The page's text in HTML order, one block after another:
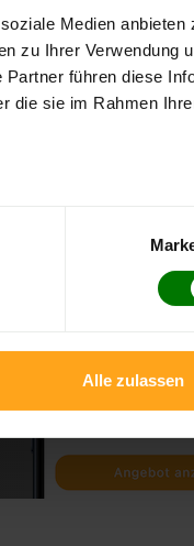
Medien anbieten
zu Ihrer Verwendung
führen diese
die sie im Rahmen
Alle zulassen